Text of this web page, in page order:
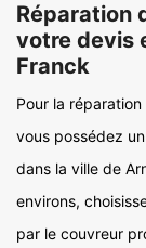
Réparation
votre devis
Franck
Pour la
vous possédez
dans la ville de
environs,
par le couvreur